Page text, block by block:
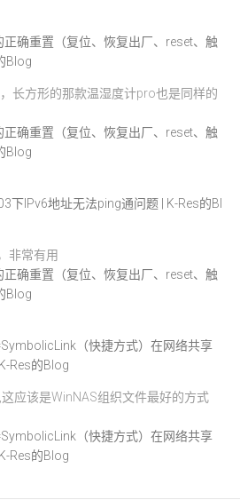
确重置（复位、恢复出厂、reset、触
Blog
长方形的那款温湿度计pro也是同样的
确重置（复位、恢复出厂、reset、触
Blog
下IPv6地址无法ping通问题 | K-Res的Bl
非常有用
确重置（复位、恢复出厂、reset、触
Blog
（快捷方式）在网络共享
Res的Blog
应该是WinNAS组织文件最好的方式
（快捷方式）在网络共享
Res的Blog